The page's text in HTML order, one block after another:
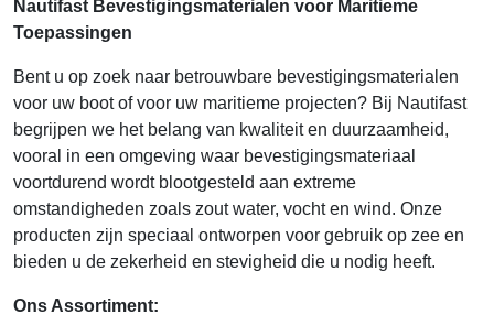
Nautifast Bevestigingsmaterialen voor Maritieme
Toepassingen
Bent u op zoek naar betrouwbare bevestigingsmaterialen
voor uw boot of voor uw maritieme projecten? Bij Nautifast
begrijpen we het belang van kwaliteit en duurzaamheid,
vooral in een omgeving waar bevestigingsmateriaal
voortdurend wordt blootgesteld aan extreme
omstandigheden zoals zout water, vocht en wind. Onze
producten zijn speciaal ontworpen voor gebruik op zee en
bieden u de zekerheid en stevigheid die u nodig heeft.
Ons Assortiment: